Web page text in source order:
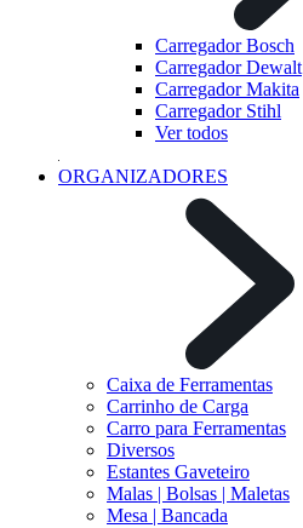
Carregador Bosch
Carregador Dewalt
Carregador Makita
Carregador Stihl
Ver todos
ORGANIZADORES
Caixa de Ferramentas
Carrinho de Carga
Carro para Ferramentas
Diversos
Estantes Gaveteiro
Malas | Bolsas | Maletas
Mesa | Bancada